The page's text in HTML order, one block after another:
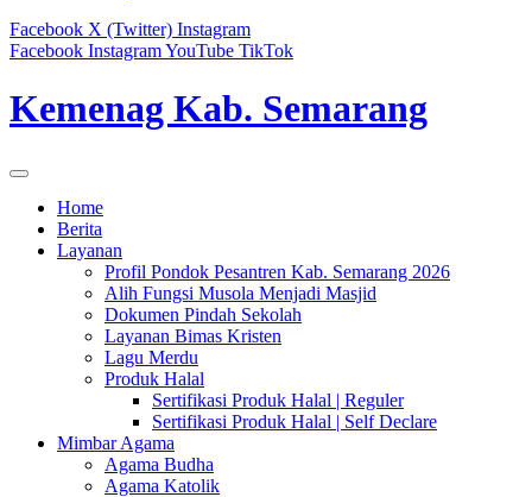
Facebook X (Twitter) Instagram
Facebook InstagramYouTube TikTok
Kemenag Kab. Semarang
Home
Berita
Layanan
Profil Pondok Pesantren Kab. Semarang 2026
Alih Fungsi Musola Menjadi Masjid
Dokumen Pindah Sekolah
Layanan Bimas Kristen
Lagu Merdu
Produk Halal
Sertifikasi Produk Halal | Reguler
Sertifikasi Produk Halal | Self Declare
Mimbar Agama
Agama Budha
Agama Katolik